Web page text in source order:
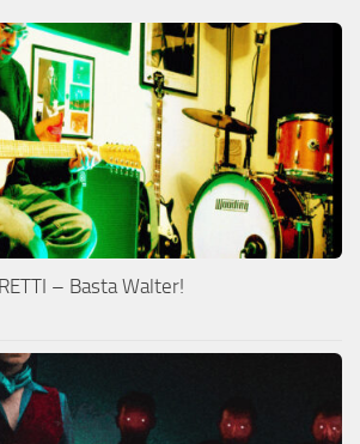
– Basta Walter!